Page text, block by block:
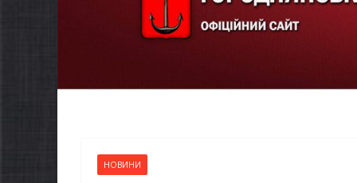
НОВИНИ